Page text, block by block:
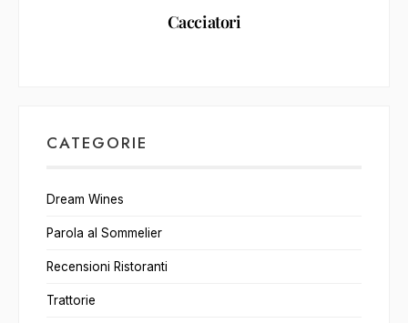
Cacciatori
CATEGORIE
Dream Wines
Parola al Sommelier
Recensioni Ristoranti
Trattorie